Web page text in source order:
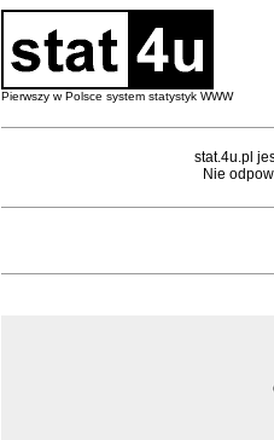
Pierwszy w Polsce system statystyk WWW
stat.4u.pl
Nie